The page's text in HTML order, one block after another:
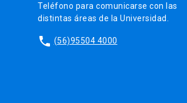
Teléfono para comunicarse con las
distintas áreas de la Universidad.
phone (56)95504 4000